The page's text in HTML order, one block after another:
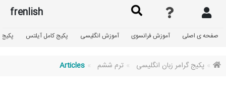
frenlish
صفحه ی اصلی آموزش فرانسوی آموزش انگلیسی پکیج کامل آیلتس پکیج
پکیج گرامر زبان انگلیسی ترم ششم Articles